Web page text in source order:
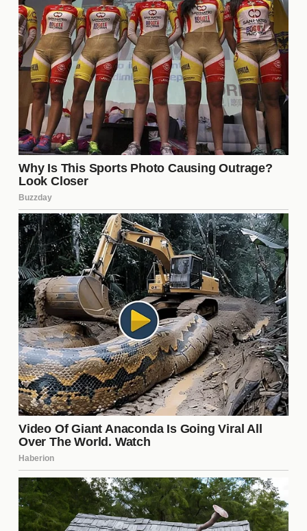
"Esref Ruya" ofrece valiosas lecciones sobre los
celos. Estas incluyen la importancia de la
comunicación, la confianza y la autoconfianza en
las relaciones. Al final, los personajes que logran
superar sus celos no solo crecen emocionalmente,
sino que también fortalecen sus vínculos con los
demás, ofreciendo un mensaje esperanzador a la
audiencia.
¿Qué papel juegan los celos en
la relación entre los
protagonistas?
Loscelosjuegan un papel crucial en la relación
entre los protagonistas de "Esref Ruya". Estos
sentimientos no solo crean conflictos, sino que
también sirven como una prueba de su amor y
compromiso. A medida que enfrentan sus
inseguridades, los personajes deben decidir si
ceder a la desconfianza o luchar por su relación, lo
que añade tensión y emoción a la narrativa.
¿Cómo afectan los celos a los
personajes secundarios?
Loscelosno solo impactan a los protagonistas,
sino que también tienen un efecto significativo en
los personajes secundarios. Estos sentimientos
pueden generar rivalidades, malentendidos y, en